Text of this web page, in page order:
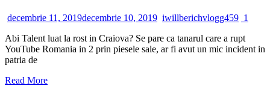
decembrie 11, 2019decembrie 10, 2019 iwillberichvlogg459 1
Abi Talent luat la rost in Craiova? Se pare ca tanarul care a rupt
YouTube Romania in 2 prin piesele sale, ar fi avut un mic incident in
patria de
Read More